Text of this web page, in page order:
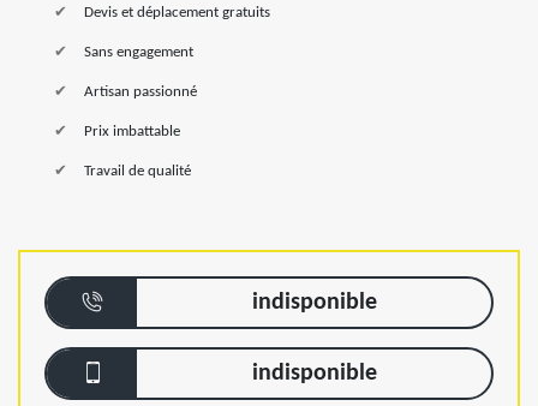
Devis et déplacement gratuits
Sans engagement
Artisan passionné
Prix imbattable
Travail de qualité
indisponible
indisponible